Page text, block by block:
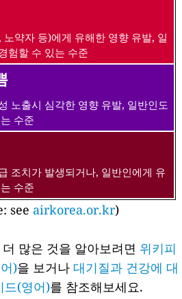
약자 등)에게 유해한 영향 유발, 일
험할 수 있는 수준
노출시 심각한 영향 유발, 일반인도
수준
조치가 발생되거나, 일반인에게 유
수준
see airkorea.or.kr)
많은 것을 알아보려면 위키피
)을 보거나 대기질과 건강에 대
(영어)를 참조해보세요.